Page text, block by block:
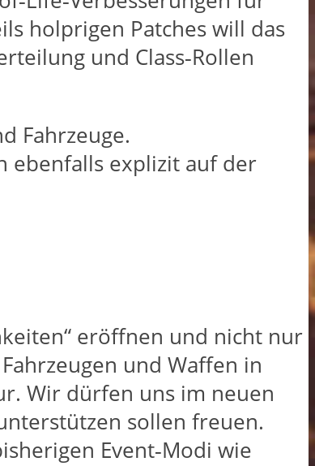
holprigen Patches will das
und Class‑Rollen
Fahrzeuge.​
ebenfalls explizit auf der
eröffnen und nicht nur
und Waffen in
Wir dürfen uns im neuen
sollen freuen.
Event‑Modi wie